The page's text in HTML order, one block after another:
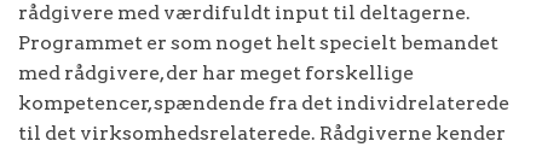
rådgivere med værdifuldt input til deltagerne.
Programmet er som noget helt specielt bemandet
med rådgivere, der har meget forskellige
kompetencer, spændende fra det individrelaterede
til det virksomhedsrelaterede. Rådgiverne kender